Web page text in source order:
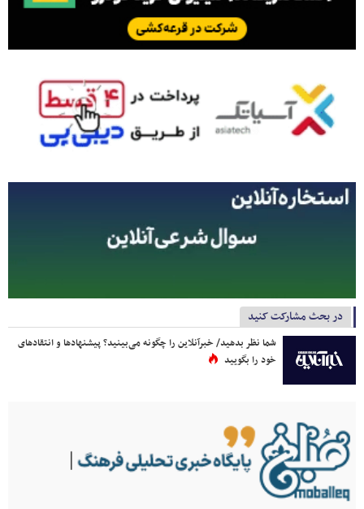
در بحث مشارکت کنید
شما نظر بدهید/ خبرآنلاین را چگونه می‌بینید؟ پیشنهادها و انتقادهای
خود را بگویید